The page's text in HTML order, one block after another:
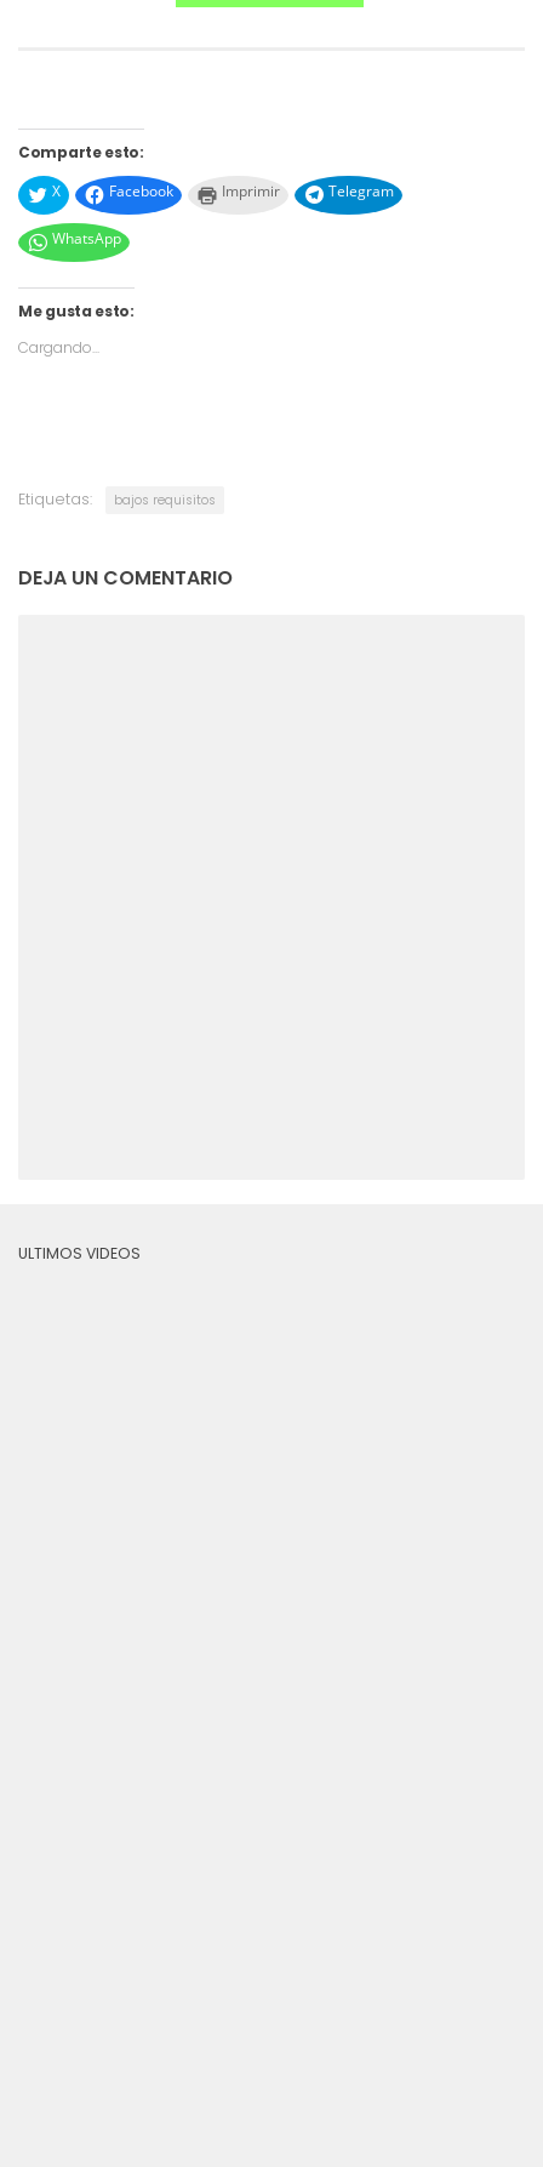
Comparte esto:
X
Facebook Imprimir Telegram
WhatsApp
Me gusta esto:
Cargando...
Etiquetas: bajos requisitos
DEJA UN COMENTARIO
ULTIMOS VIDEOS